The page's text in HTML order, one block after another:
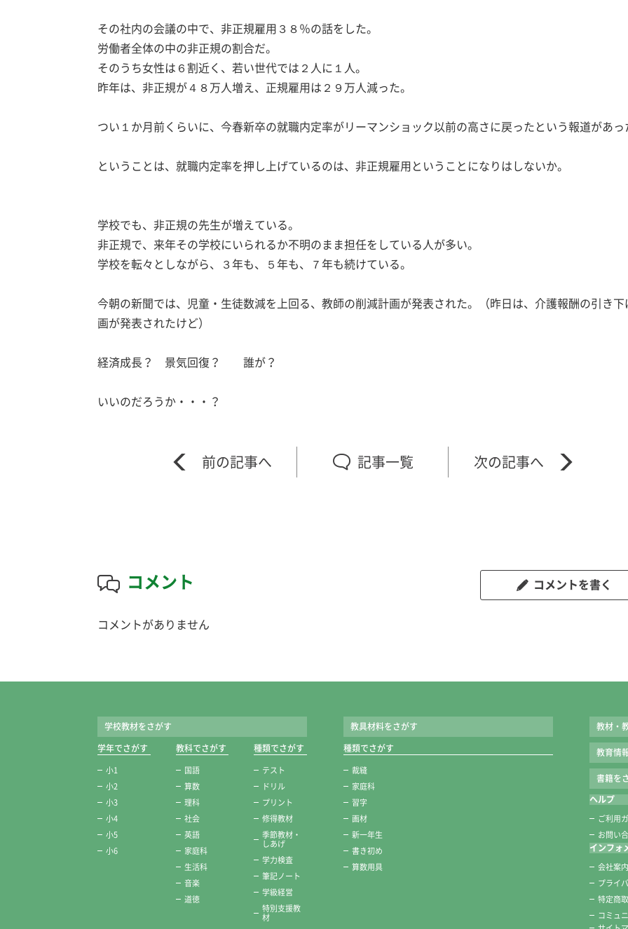
その社内の会議の中で、非正規雇用３８％の話をした。
労働者全体の中の非正規の割合だ。
そのうち女性は６割近く、若い世代では２人に１人。
昨年は、非正規が４８万人増え、正規雇用は２９万人減った。
つい１か月前くらいに、今春新卒の就職内定率がリーマンショック以前の高さに戻ったという報道があっ
ということは、就職内定率を押し上げているのは、非正規雇用ということになりはしないか。
学校でも、非正規の先生が増えている。
非正規で、来年その学校にいられるか不明のまま担任をしている人が多い。
学校を転々としながら、３年も、５年も、７年も続けている。
今朝の新聞では、児童・生徒数減を上回る、教師の削減計画が発表された。（昨日は、介護報酬の引き下
画が発表されたけど）
経済成長？ 景気回復？ 誰が？
いいのだろうか・・・？
記事一覧
コメント コメントを書く
コメントがありません
学校教材をさがす
学年でさがす
小1
小2
小3
小4
小5
小6
教科でさがす
国語
算数
理科
社会
英語
家庭科
生活科
音楽
道徳
種類でさがす
テスト
ドリル
プリント
修得教材
季節教材・
しあげ
学力検査
筆記ノート
学級経営
特別支援教
材
教具材料をさがす
種類でさがす
裁縫
家庭科
習字
画材
新一年生
書き初め
算数用具
教材・
教育情
書籍を
ヘルプ
ご利用
お問い
インフォ
会社案内
プライ
特定商
コミュ